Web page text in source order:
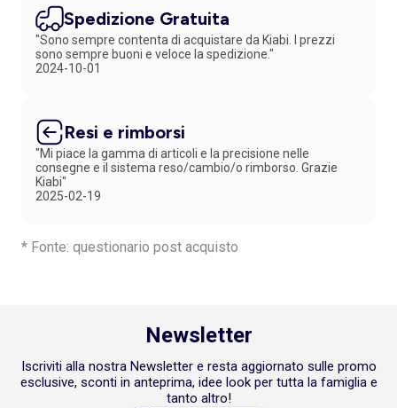
Spedizione Gratuita
"Sono sempre contenta di acquistare da Kiabi. I prezzi
sono sempre buoni e veloce la spedizione."
2024-10-01
Resi e rimborsi
"Mi piace la gamma di articoli e la precisione nelle
consegne e il sistema reso/cambio/o rimborso. Grazie
Kiabi"
2025-02-19
* Fonte: questionario post acquisto
Newsletter
Iscriviti alla nostra Newsletter e resta aggiornato sulle promo
esclusive, sconti in anteprima, idee look per tutta la famiglia e
tanto altro!